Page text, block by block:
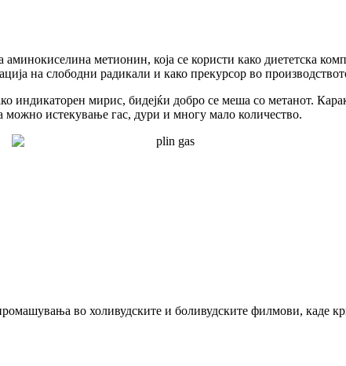
метионин, која се користи како диететска
на слободни радикали и како прекурсор во
индикаторен мирис, бидејќи добро се меша со метанот.
можно истекување гас, дури и многу мало количество.
во холивудските и боливудските филмови, каде